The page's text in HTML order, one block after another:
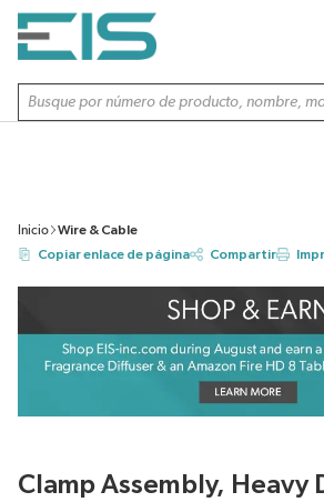
SALTAR AL CONTENIDO PRINCIPAL
Búsqueda de sitio
Inicio
Wire & Cable
Copiar enlace de página
Compartir
Clamp Assembly, Heavy